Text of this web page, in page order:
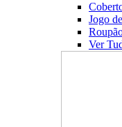
Jogo
Ver